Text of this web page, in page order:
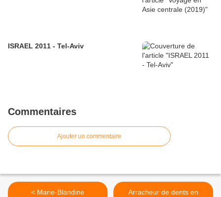
ISRAEL 2011 - Tel-Aviv
Commentaires
Ajouter un commentaire
< Marie-Blandine
Arracheur de dents en